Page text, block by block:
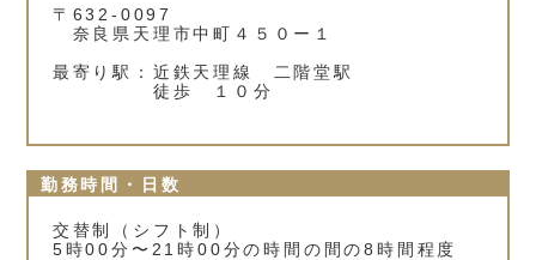
〒632-0097
奈良県天理市中町４５０ー１
最寄り駅：近鉄天理線 二階堂駅
徒歩 １０分
勤務時間・日数
交替制（シフト制）
5時00分〜21時00分の時間の間の8時間程度